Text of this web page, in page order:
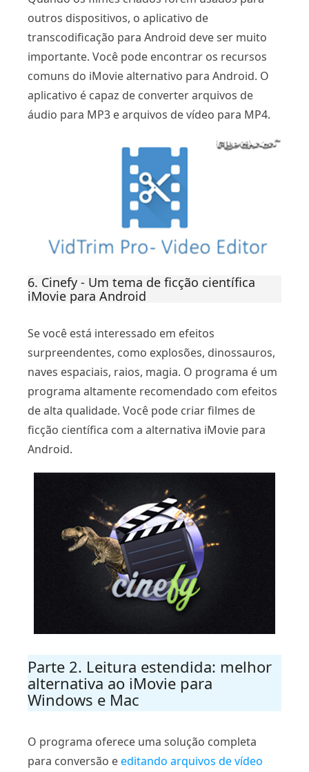
outros dispositivos, o aplicativo de
transcodificação para Android deve ser muito
importante. Você pode encontrar os recursos
comuns do iMovie alternativo para Android. O
aplicativo é capaz de converter arquivos de
áudio para MP3 e arquivos de vídeo para MP4.
6. Cinefy - Um tema de ficção científica
iMovie para Android
Se você está interessado em efeitos
surpreendentes, como explosões, dinossauros,
naves espaciais, raios, magia. O programa é um
programa altamente recomendado com efeitos
de alta qualidade. Você pode criar filmes de
ficção científica com a alternativa iMovie para
Android.
Parte 2. Leitura estendida: melhor
alternativa ao iMovie para
Windows e Mac
O programa oferece uma solução completa
para conversão eeditando arquivos de vídeo